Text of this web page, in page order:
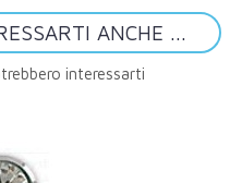
ANCHE ...
interessarti